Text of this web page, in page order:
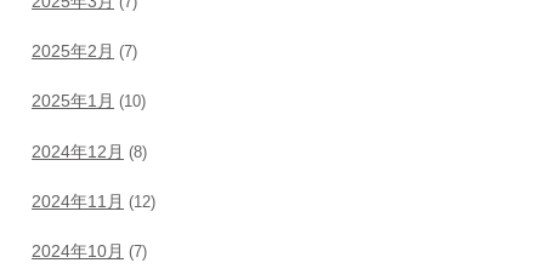
2025年2月 (7)
2025年1月 (10)
2024年12月 (8)
2024年11月 (12)
2024年10月 (7)